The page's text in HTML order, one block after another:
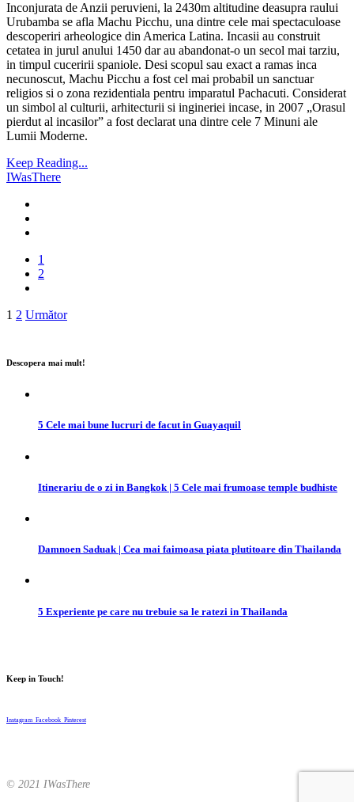
Inconjurata de Anzii peruvieni, la 2430m altitudine deasupra raului
Urubamba se afla Machu Picchu, una dintre cele mai spectaculoase
descoperiri arheologice din America Latina. Incasii au construit
cetatea in jurul anului 1450 dar au abandonat-o un secol mai tarziu,
in timpul cuceririi spaniole. Desi scopul sau exact a ramas inca
necunoscut, Machu Picchu a fost cel mai probabil un sanctuar
religios si o zona rezidentiala pentru imparatul Pachacuti. Considerat
un simbol al culturii, arhitecturii si ingineriei incase, in 2007 „Orasul
pierdut al incasilor” a fost declarat una dintre cele 7 Minuni ale
Lumii Moderne.
Keep Reading...
IWasThere
1
2
Paginație
1 2 Următor
Descopera mai mult!
5 Cele mai bune lucruri de facut in Guayaquil
Itinerariu de o zi in Bangkok | 5 Cele mai frumoase temple budhiste
Damnoen Saduak | Cea mai faimoasa piata plutitoare din Thailanda
5 Experiente pe care nu trebuie sa le ratezi in Thailanda
Keep in Touch!
Instagram Facebook Pinterest
© 2021 IWasThere